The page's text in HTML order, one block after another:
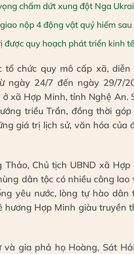
chấm dứt xung đột Nga
nộp 4 động vật quý hiếm
được quy hoạch phát triển kinh
tổ chức quy mô cấp xã,
ngày 24/7 đến ngày 29/7/
xã Hợp Minh, tỉnh Nghệ An.
triều Trần, đồng thời
giá trị lịch sử, văn hóa của
Thảo, Chủ tịch UBND xã
dân tộc có nhiều công lao
yêu nước, lòng tự hào
Hợp Minh giàu truyền
và gia phả họ Hoàng, Sát